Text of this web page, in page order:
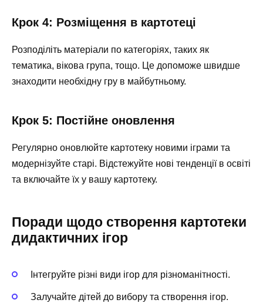
Крок 4: Розміщення в картотеці
Розподіліть матеріали по категоріях, таких як
тематика, вікова група, тощо. Це допоможе швидше
знаходити необхідну гру в майбутньому.
Крок 5: Постійне оновлення
Регулярно оновлюйте картотеку новими іграми та
модернізуйте старі. Відстежуйте нові тенденції в освіті
та включайте їх у вашу картотеку.
Поради щодо створення картотеки
дидактичних ігор
Інтегруйте різні види ігор для різноманітності.
Залучайте дітей до вибору та створення ігор.